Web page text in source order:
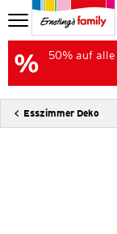
50% auf
Esszimmer Deko